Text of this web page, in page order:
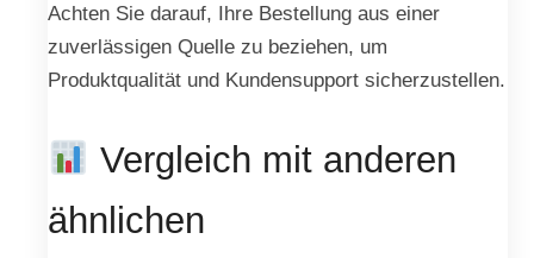
Achten Sie darauf, Ihre Bestellung aus einer
zuverlässigen Quelle zu beziehen, um
Produktqualität und Kundensupport sicherzustellen.
Vergleich mit anderen
ähnlichen